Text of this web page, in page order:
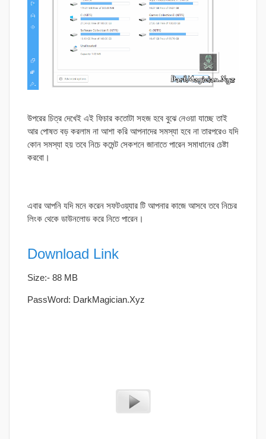
উপরের চিত্র দেখেই এই ফিচার কতোটা সহজ হবে বুঝে নেওয়া যাচ্ছে তাই
আর পোষত বড় করলাম না আশা করি আপনাদের সমস্যা হবে না তারপরেও যদি
কোন সমস্যা হয় তবে নিচে কমেন্ট সেকশনে জানাতে পারেন সমাধানের চেষ্টা
করবো।
এবার আপনি যদি মনে করেন সফটওয়্যার টি আপনার কাজে আসবে তবে নিচের
লিংক থেকে ডাউনলোড করে নিতে পারেন।
Download Link
Size:- 88 MB
PassWord: DarkMagician.Xyz